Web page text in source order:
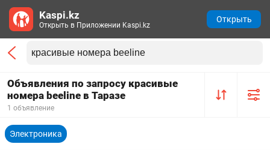
Объявления по запросу красивые
номера beeline в Таразе
1 объявление
Электроника
Kaspi.kz
Открыть в Приложении Kaspi.kz
Открыть